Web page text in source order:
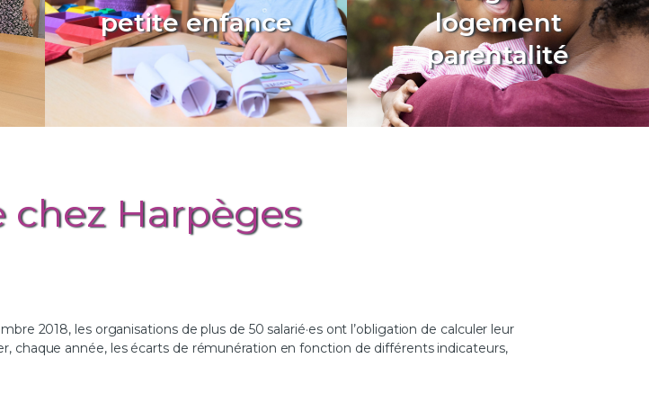
petite enfance
En savoir plus...
logement
parentalité
Parentalité
En savoir plus...
chez Harpèges
2018, les organisations de plus de 50 salarié·es ont l’obligation de calculer leur
chaque année, les écarts de rémunération en fonction de différents indicateurs,